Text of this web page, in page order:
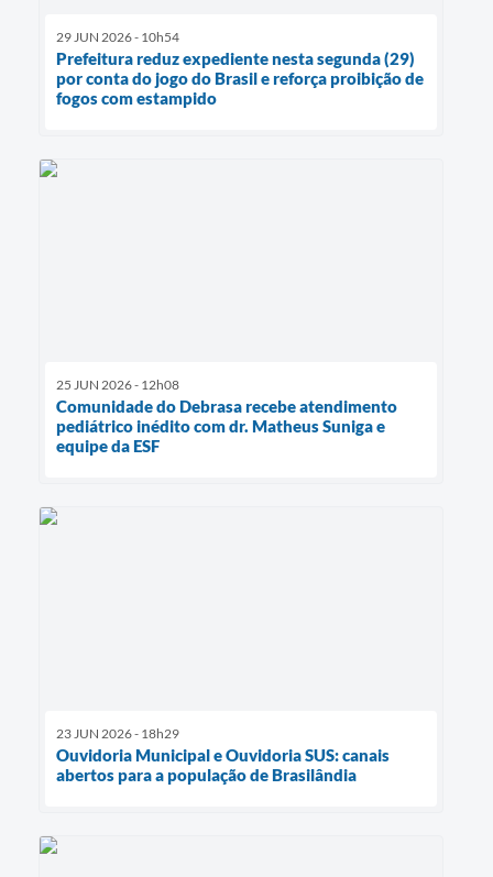
29 JUN 2026 - 10h54
Prefeitura reduz expediente nesta segunda (29)
por conta do jogo do Brasil e reforça proibição de
fogos com estampido
25 JUN 2026 - 12h08
Comunidade do Debrasa recebe atendimento
pediátrico inédito com dr. Matheus Suniga e
equipe da ESF
23 JUN 2026 - 18h29
Ouvidoria Municipal e Ouvidoria SUS: canais
abertos para a população de Brasilândia